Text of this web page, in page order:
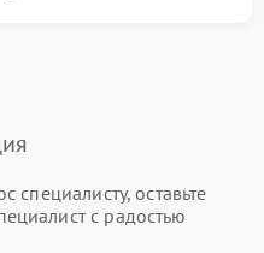
специалисту, оставьте
с радостью